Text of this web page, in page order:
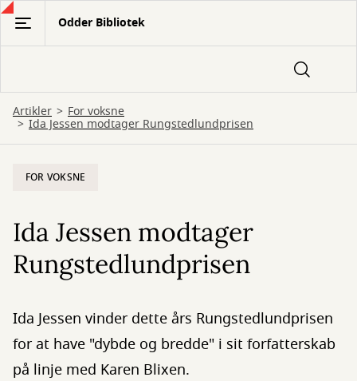
Gå
hovedindhold
Odder Bibliotek
Artikler For voksne
Ida Jessen modtager Rungstedlundprisen
FOR VOKSNE
Ida Jessen modtager
Rungstedlundprisen
Ida Jessen vinder dette års Rungstedlundprisen
for at have "dybde og bredde" i sit forfatterskab
på linje med Karen Blixen.